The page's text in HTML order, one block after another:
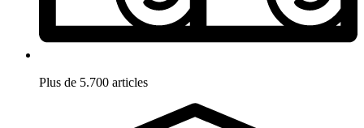
Plus de 5.700 articles